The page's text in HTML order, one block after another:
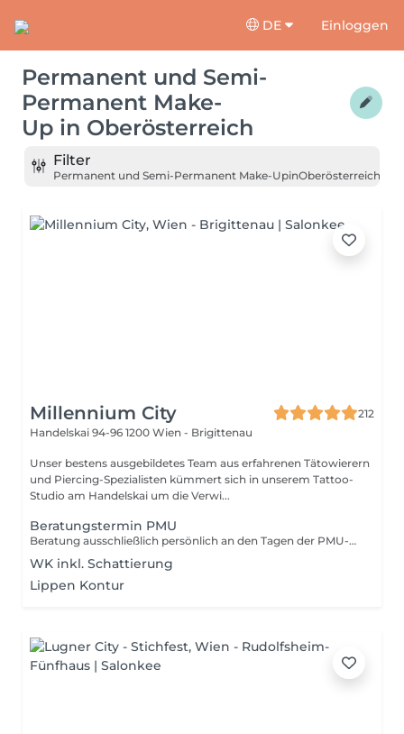
DE Einloggen
Permanent und Semi-
Permanent Make-
Up in Oberösterreich
Filter
Permanent und Semi-Permanent Make-UpinOberösterreich
Millennium City
212
Handelskai 94-96 1200 Wien - Brigittenau
Unser bestens ausgebildetes Team aus erfahrenen Tätowierern
und Piercing-Spezialisten kümmert sich in unserem Tattoo-
Studio am Handelskai um die Verwi...
Beratungstermin PMU
Beratung ausschließlich persönlich an den Tagen der PMU-Artistin möglich! Sollte im Zuge der Beratung ein Termin vereinbart werden, ist ausschließlich eine Anzahlung für den PMU-Termin zu hinterlegen. Bleibt es bei der Beratung, ist nur diese zu bezahlen.
WK inkl. Schattierung
Lippen Kontur